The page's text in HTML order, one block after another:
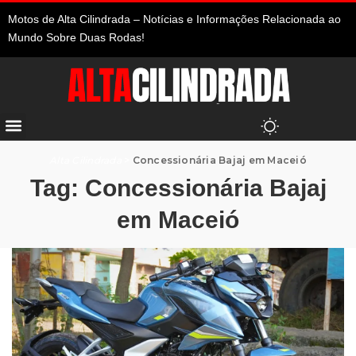
Motos de Alta Cilindrada – Notícias e Informações Relacionada ao
Mundo Sobre Duas Rodas!
Concessionária Bajaj em Maceió
Tag: Concessionária Bajaj
em Maceió